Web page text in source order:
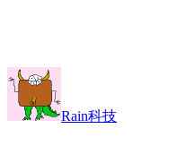
Rain科技